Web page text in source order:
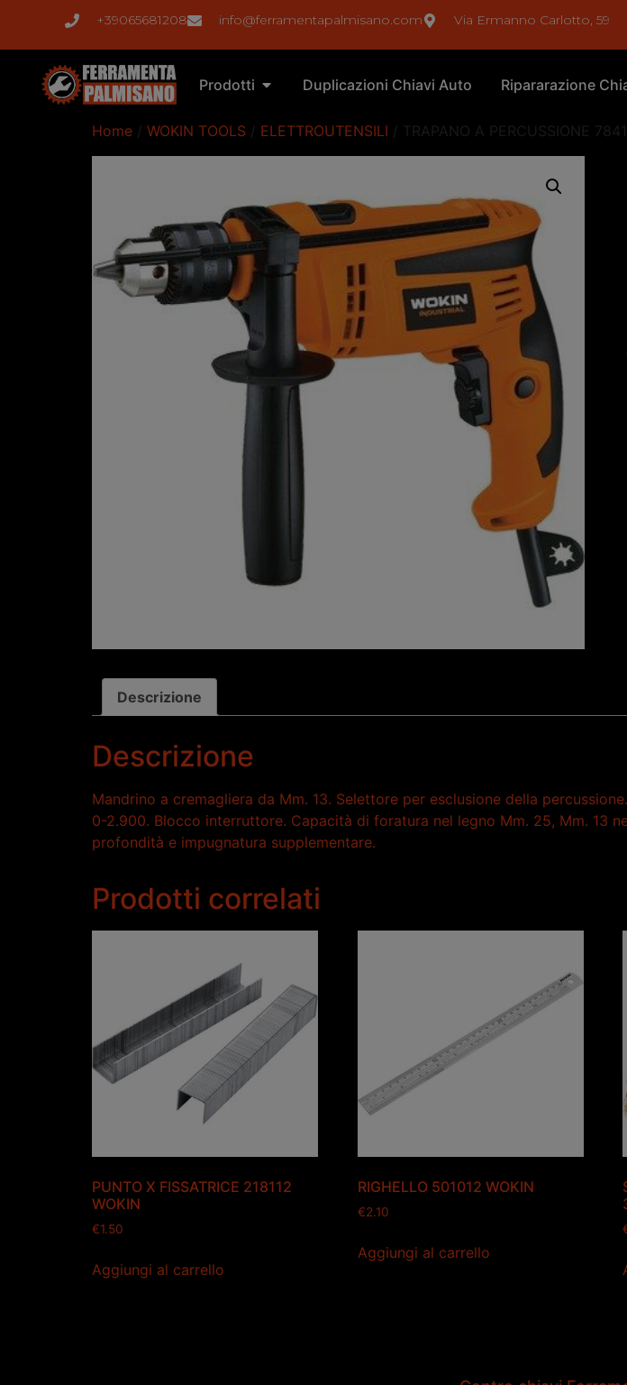
+39065681208 info@ferramentapalmisano.com Via Ermanno Carlotto, 59
Prodotti Duplicazioni Chiavi Auto Ripararazione
Home / WOKIN TOOLS / ELETTROUTENSILI / TRAPANO A PERCUSSIONE
Descrizione
Descrizione
Mandrino a cremagliera da Mm. 13. Selettore per esclusione della
0-2.900. Blocco interruttore. Capacità di foratura nel legno Mm. 25, Mm. 13
profondità e impugnatura supplementare.
Prodotti correlati
PUNTO X FISSATRICE 218112
WOKIN
€1.50
Aggiungi al carrello
RIGHELLO 501012 WOKIN
€2.10
Aggiungi al carrello